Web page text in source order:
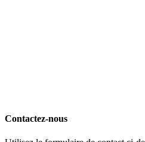
Contactez-nous